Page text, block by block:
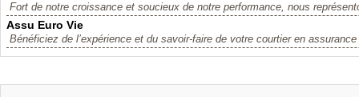
Fort de notre croissance et soucieux de notre performance, nous
Assu Euro Vie
Bénéficiez de l’expérience et du savoir-faire de votre courtier en